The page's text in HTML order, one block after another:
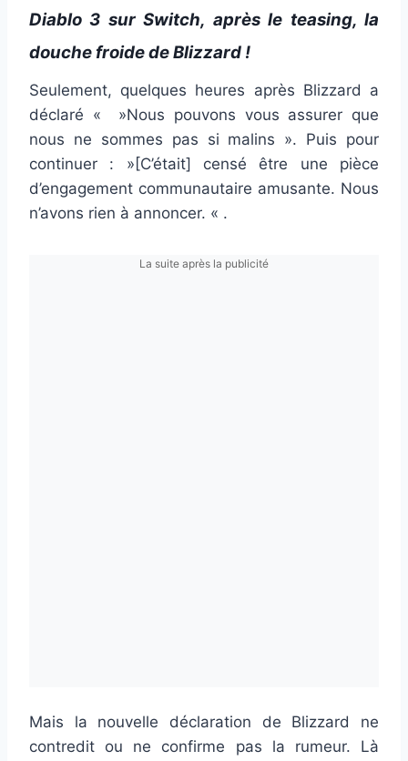
Diablo 3 sur Switch, après le teasing, la
douche froide de Blizzard !
Seulement, quelques heures après Blizzard a
déclaré « »Nous pouvons vous assurer que
nous ne sommes pas si malins ». Puis pour
continuer : »[C’était] censé être une pièce
d’engagement communautaire amusante. Nous
n’avons rien à annoncer. « .
La suite après la publicité
Mais la nouvelle déclaration de Blizzard ne
contredit ou ne confirme pas la rumeur. Là